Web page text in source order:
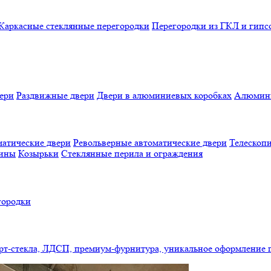
стеклянные перегородки Перегородки из ГКЛ и
Раздвижные двери Двери в алюминиевых коробках
двери Револьверные автоматические двери
Козырьки Стеклянные перила и ограждения
стекла, ЛДСП, премиум-фурнитура, уникальное оформление